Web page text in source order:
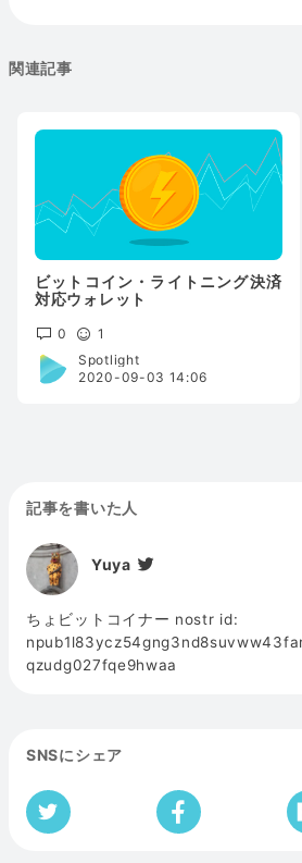
関連記事
ビットコイン・ライトニング決済
対応ウォレット
0
1
Spotlight
2020-09-03 14:06
記事を書いた人
Yuya
ちょビットコイナー nostr id:
qzudg027fqe9hwaa
SNSにシェア